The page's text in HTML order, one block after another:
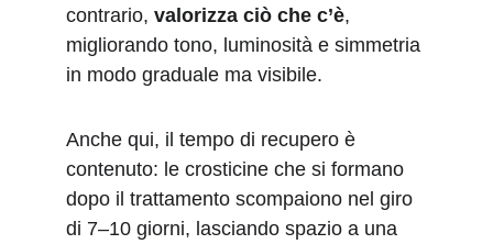
contrario, valorizza ciò che c’è,
migliorando tono, luminosità e simmetria
in modo graduale ma visibile.
Anche qui, il tempo di recupero è
contenuto: le crosticine che si formano
dopo il trattamento scompaiono nel giro
di 7–10 giorni, lasciando spazio a una